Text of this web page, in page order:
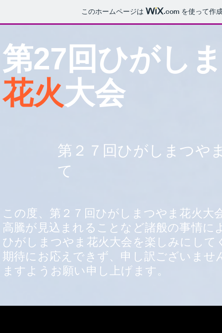
このホームページは .com を使って作
第27回 ひがし
花火大会
第２７回ひがしまつや
て
この度、第２７回ひがしまつやま花火
高騰が見込まれることなど諸般の事情
ひがしまつやま花火大会を楽しみにし
期待にお応えできず、申し訳ございま
ますようお願い申し上げます。